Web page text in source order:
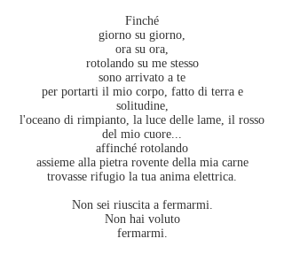
Finché
giorno su giorno,
ora su ora,
rotolando su me stesso
sono arrivato a te
per portarti il mio corpo, fatto di terra e
solitudine,
l'oceano di rimpianto, la luce delle lame, il rosso
del mio cuore...
affinché rotolando
assieme alla pietra rovente della mia carne
trovasse rifugio la tua anima elettrica.
Non sei riuscita a fermarmi.
Non hai voluto
fermarmi.